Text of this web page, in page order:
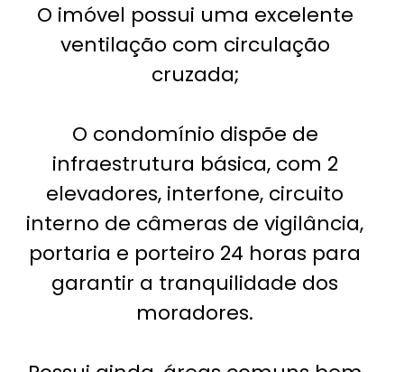
O imóvel possui uma excelente
ventilação com circulação
cruzada;
O condomínio dispõe de
infraestrutura básica, com 2
elevadores, interfone, circuito
interno de câmeras de vigilância,
portaria e porteiro 24 horas para
garantir a tranquilidade dos
moradores.